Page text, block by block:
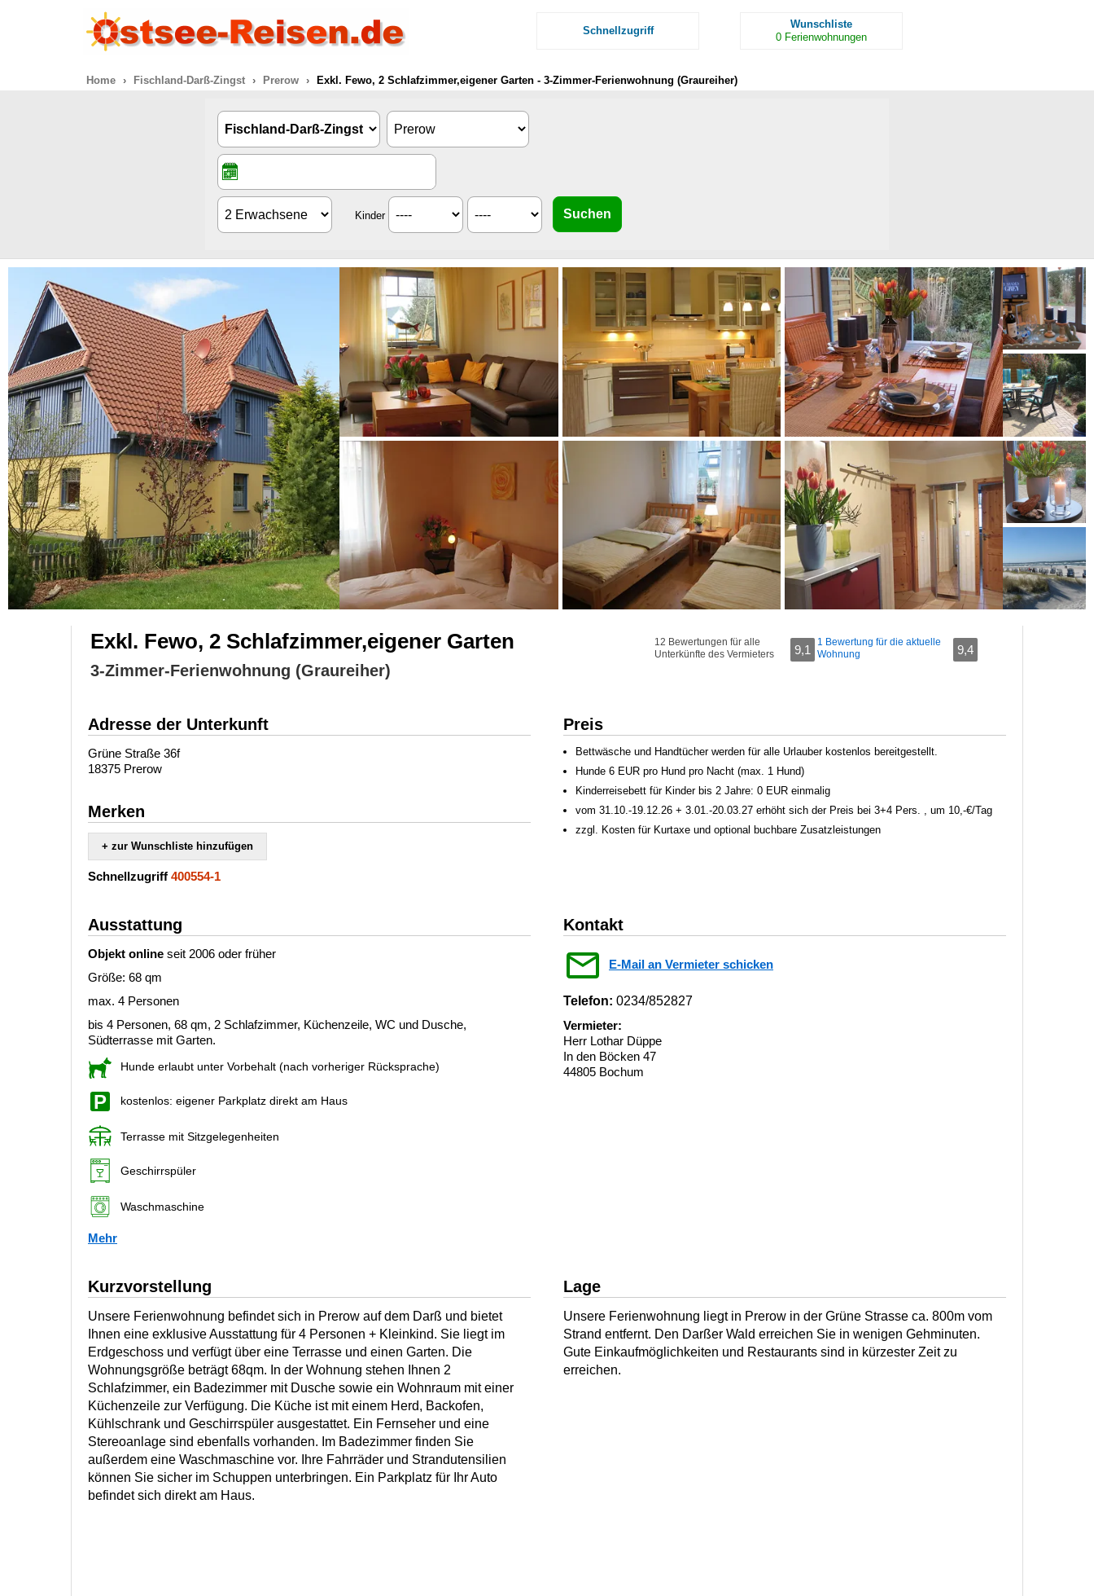
Schnellzugriff
Wunschliste
0 Ferienwohnungen
Home Fischland-Darß-Zingst Prerow Exkl. Fewo, 2 Schlafzimmer,eigener Garten - 3-Zimmer-Ferienwohnung (Graureiher)
Kinder
Exkl. Fewo, 2 Schlafzimmer,eigener Garten
3-Zimmer-Ferienwohnung (Graureiher)
12 Bewertungen für alle
Unterkünfte des Vermieters
9,1
1 Bewertung für die aktuelle
Wohnung
9,4
Adresse der Unterkunft
Grüne Straße 36f
18375 Prerow
Merken
+ zur Wunschliste hinzufügen
Schnellzugriff 400554-1
Preis
Bettwäsche und Handtücher werden für alle Urlauber kostenlos bereitgestellt.
Hunde 6 EUR pro Hund pro Nacht (max. 1 Hund)
Kinderreisebett für Kinder bis 2 Jahre: 0 EUR einmalig
vom 31.10.-19.12.26 + 3.01.-20.03.27 erhöht sich der Preis bei 3+4 Pers. , um 10,-€/Tag
zzgl. Kosten für Kurtaxe und optional buchbare Zusatzleistungen
Ausstattung
Objekt online seit 2006 oder früher
Größe: 68 qm
max. 4 Personen
bis 4 Personen, 68 qm, 2 Schlafzimmer, Küchenzeile, WC und Dusche,
Südterrasse mit Garten.
Hunde erlaubt unter Vorbehalt (nach vorheriger Rücksprache)
kostenlos: eigener Parkplatz direkt am Haus
Terrasse mit Sitzgelegenheiten
Geschirrspüler
Waschmaschine
Mehr
Kontakt
E-Mail an Vermieter schicken
Telefon: 0234/852827
Vermieter:
Herr Lothar Düppe
In den Böcken 47
44805 Bochum
Kurzvorstellung
Unsere Ferienwohnung befindet sich in Prerow auf dem Darß und bietet
Ihnen eine exklusive Ausstattung für 4 Personen + Kleinkind. Sie liegt im
Erdgeschoss und verfügt über eine Terrasse und einen Garten. Die
Wohnungsgröße beträgt 68qm. In der Wohnung stehen Ihnen 2
Schlafzimmer, ein Badezimmer mit Dusche sowie ein Wohnraum mit einer
Küchenzeile zur Verfügung. Die Küche ist mit einem Herd, Backofen,
Kühlschrank und Geschirrspüler ausgestattet. Ein Fernseher und eine
Stereoanlage sind ebenfalls vorhanden. Im Badezimmer finden Sie
außerdem eine Waschmaschine vor. Ihre Fahrräder und Strandutensilien
können Sie sicher im Schuppen unterbringen. Ein Parkplatz für Ihr Auto
befindet sich direkt am Haus.
Lage
Unsere Ferienwohnung liegt in Prerow in der Grüne Strasse ca. 800m vom
Strand entfernt. Den Darßer Wald erreichen Sie in wenigen Gehminuten.
Gute Einkaufmöglichkeiten und Restaurants sind in kürzester Zeit zu
erreichen.